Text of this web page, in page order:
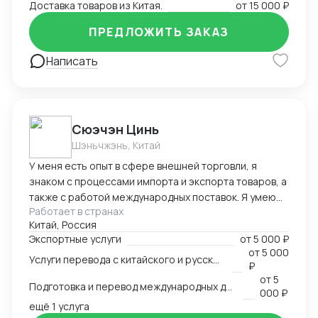
Доставка товаров из Китая.
от15 000 ₽
Написать
ПРЕДЛОЖИТЬ ЗАКАЗ
Cюэчэн Цинь
Шэньчжэнь, Китай
У меня есть опыт в сфере внешней торговли, я
знаком с процессами импорта и экспорта товаров, а
также с работой международных поставок. Я умею
вести переговоры с зарубежными партнерами,
заключать контракты, а также решать вопросы,
связанные с логистикой и таможней. Могу
предоставить консультации по внешней торговле.
Работает в странах
Китай, Россия
Экспортные услуги
от5 000 ₽
от5 000
₽
от5
000 ₽
ещё 1 услуга